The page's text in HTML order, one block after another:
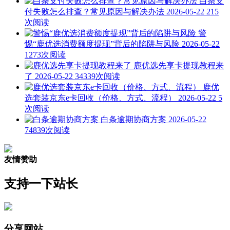
付失败怎么排查？常见原因与解决办法 2026-05-22 215
次阅读
警
惕“鹿优选消费额度提现”背后的陷阱与风险 2026-05-22
1273次阅读
鹿优选先享卡提现教程来
了 2026-05-22 34339次阅读
鹿优
选套装京东e卡回收（价格、方式、流程）
2026-05-22 5
次阅读
白条逾期协商方案 2026-05-22
74839次阅读
友情赞助
支持一下站长